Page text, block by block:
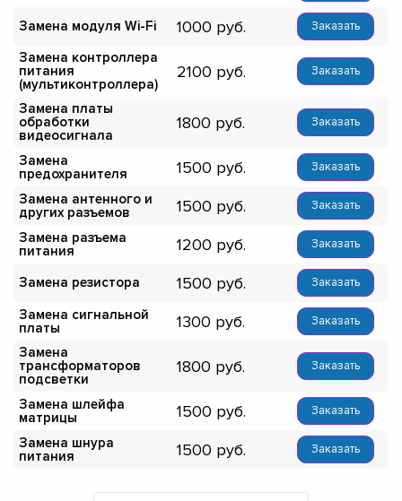
Замена модуля Wi-Fi 1000 Заказать
Замена контроллера
питания
(мультиконтроллера)
2100 Заказать
Замена платы
обработки
видеосигнала
1800 Заказать
Замена
предохранителя
1500 Заказать
Замена антенного и
других разъемов
1500 Заказать
Замена разъема
питания
1200 Заказать
Замена резистора 1500 Заказать
Замена сигнальной
платы
1300 Заказать
Замена
трансформаторов
подсветки
1800 Заказать
Замена шлейфа
матрицы
1500 Заказать
Замена шнура
питания
1500 Заказать